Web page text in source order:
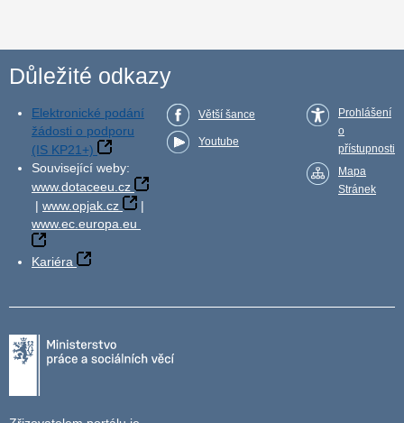
Důležité odkazy
Elektronické podání
žádosti o podporu
(IS KP21+)
Související weby:
www.dotaceeu.cz
| www.opjak.cz
|
www.ec.europa.eu
Kariéra
Větší šance
Youtube
Prohlášení
o
přístupnosti
Mapa
Stránek